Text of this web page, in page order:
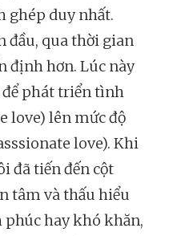
ghép duy nhất.
đầu, qua thời gian
định hơn. Lúc này
để phát triển tình
love) lên mức độ
love). Khi
đã tiến đến cột
tâm và thấu hiểu
phúc hay khó khăn,